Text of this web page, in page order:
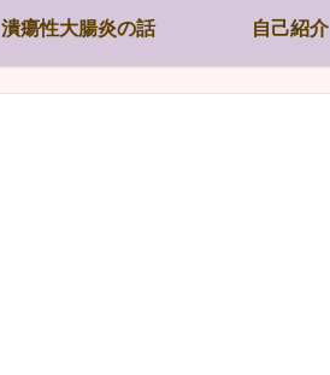
潰瘍性大腸炎の話 自己紹介